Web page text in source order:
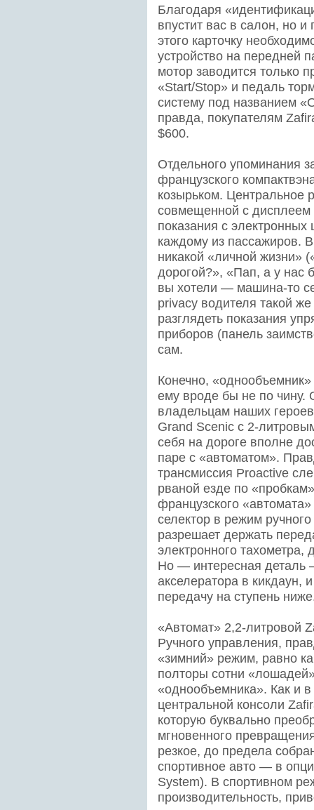
Благодаря
впустит вас в салон, но
этого карточку
устройство на передней
мотор заводится только
«Start/Stop» и педаль
систему под названием
правда, покупателям
$600.
Отдельного упоминания
французского
козырьком. Центральное
совмещенной с дисплеем
показания с
каждому из пассажиров.
никакой «личной жизни»
дорогой?», «Пап, а у нас
вы хотели — машина-то
privacy водителя такой
разглядеть показания
приборов (панель
сам.
Конечно,
ему вроде бы не по чину.
владельцам наших
Grand Scenic с 2-
себя на дороге вполне
паре с «автоматом».
трансмиссия Proactive
рваной езде по
французского
селектор в режим
разрешает держать
электронного тахометра,
Но — интересная деталь
акселератора в кикдаун,
передачу на ступень
«Автомат» 2,2-литровой
Ручного управления,
«зимний» режим, равно
полторы сотни
«однообъемника». Как и
центральной консоли
которую буквально
мгновенного
резкое, до предела
спортивное авто — в
System). В спортивном
производительность,